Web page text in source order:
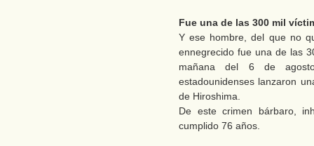
Fue una de las 300 mil
Y ese hombre, del que no
ennegrecido fue una de las
mañana del 6 de
estadounidenses lanzaron
de Hiroshima.
De este crimen bárbaro,
cumplido 76 años.